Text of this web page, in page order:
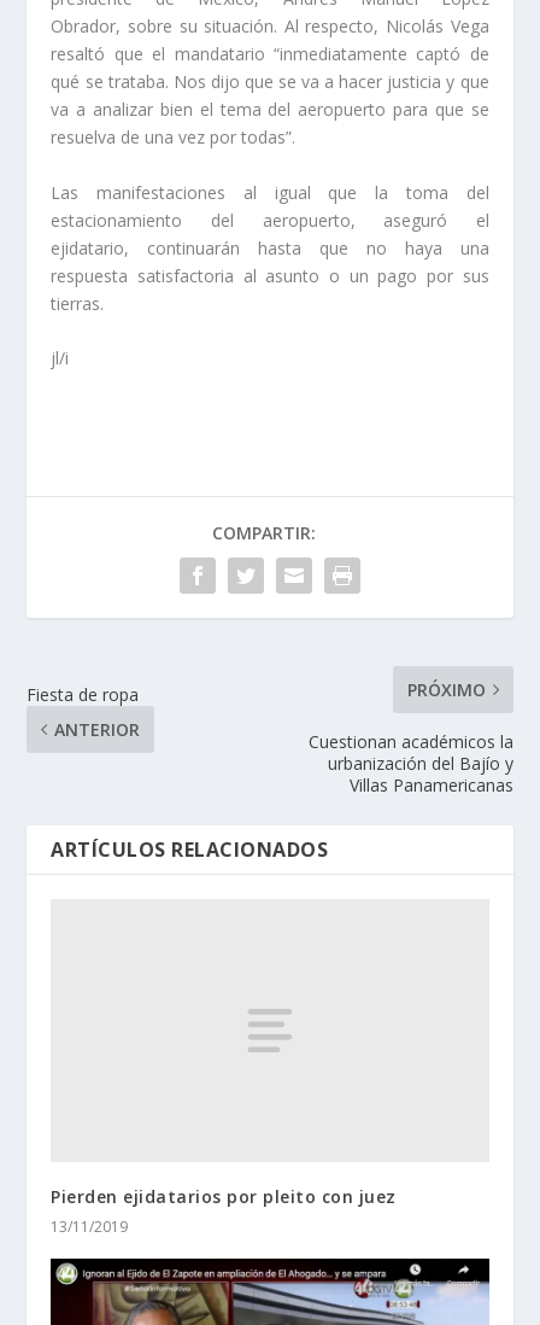
Obrador, sobre su situación. Al respecto, Nicolás Vega
resaltó que el mandatario “inmediatamente captó de
qué se trataba. Nos dijo que se va a hacer justicia y que
va a analizar bien el tema del aeropuerto para que se
resuelva de una vez por todas”.
Las manifestaciones al igual que la toma del
estacionamiento del aeropuerto, aseguró el
ejidatario, continuarán hasta que no haya una
respuesta satisfactoria al asunto o un pago por sus
tierras.
jl/i
COMPARTIR:
Fiesta de ropa
ANTERIOR
PRÓXIMO
Cuestionan académicos la
urbanización del Bajío y
Villas Panamericanas
ARTÍCULOS RELACIONADOS
Pierden ejidatarios por pleito con juez
13/11/2019